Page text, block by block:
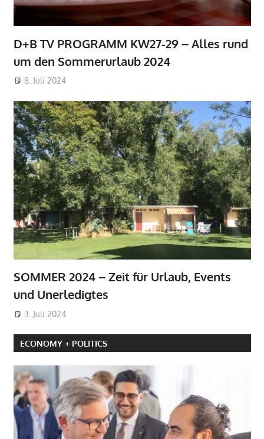
D+B TV PROGRAMM KW27-29 – Alles rund
um den Sommerurlaub 2024
8. Juli 2024
SOMMER 2024 – Zeit für Urlaub, Events
und Unerledigtes
3. Juli 2024
ECONOMY + POLITICS